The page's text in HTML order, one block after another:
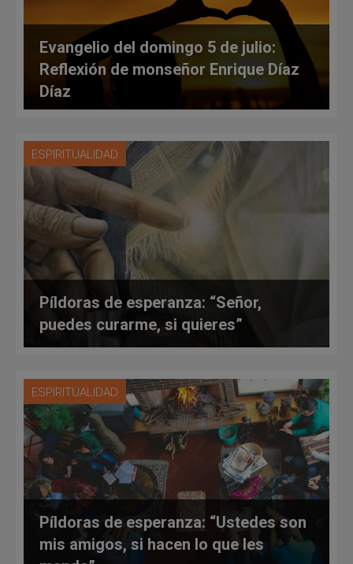
Evangelio del domingo 5 de julio:
Reflexión de monseñor Enrique Díaz
Díaz
ESPIRITUALIDAD
Píldoras de esperanza: “Señor,
puedes curarme, si quieres”
ESPIRITUALIDAD
Píldoras de esperanza: “Ustedes son
mis amigos, si hacen lo que les